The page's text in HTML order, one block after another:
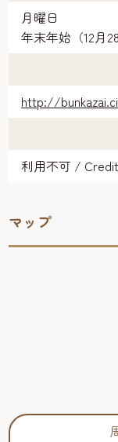
月曜日
年末年始（12月
http://
利用不可 /
マップ